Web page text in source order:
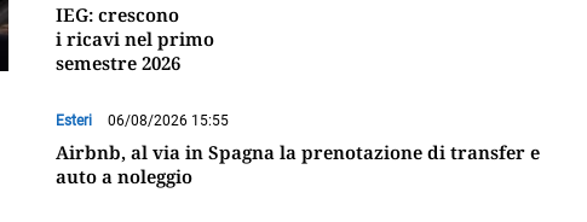
IEG: crescono
i ricavi nel primo
semestre 2026
Esteri 06/08/2026 15:55
Airbnb, al via in Spagna la prenotazione di transfer e
auto a noleggio